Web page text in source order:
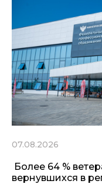
07.08.2026
Более 64 %
вернувшихся в